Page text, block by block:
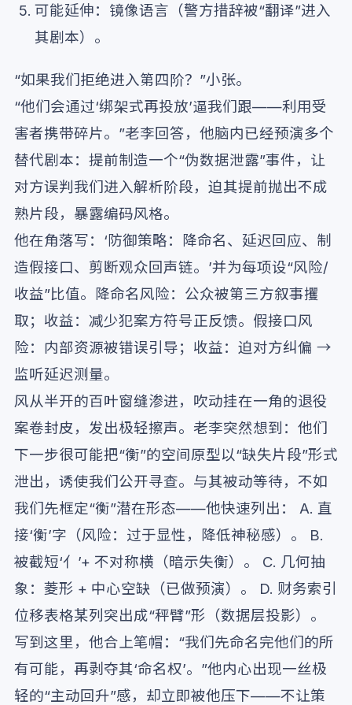
可能延伸：镜像语言（警方措辞被“翻译”进入
其剧本）。
“如果我们拒绝进入第四阶？”小张。
“他们会通过‘绑架式再投放’逼我们跟——利用受
害者携带碎片。”老李回答，他脑内已经预演多个
替代剧本：提前制造一个“伪数据泄露”事件，让
对方误判我们进入解析阶段，迫其提前抛出不成
熟片段，暴露编码风格。
他在角落写：‘防御策略：降命名、延迟回应、制
造假接口、剪断观众回声链。’并为每项设“风险/
收益”比值。降命名风险：公众被第三方叙事攫
取；收益：减少犯案方符号正反馈。假接口风
险：内部资源被错误引导；收益：迫对方纠偏 →
监听延迟测量。
风从半开的百叶窗缝渗进，吹动挂在一角的退役
案卷封皮，发出极轻擦声。老李突然想到：他们
下一步很可能把“衡”的空间原型以“缺失片段”形式
泄出，诱使我们公开寻查。与其被动等待，不如
我们先框定“衡”潜在形态——他快速列出： A. 直
接‘衡’字（风险：过于显性，降低神秘感）。 B.
被截短‘亻’+ 不对称横（暗示失衡）。 C. 几何抽
象：菱形 + 中心空缺（已做预演）。 D. 财务索引
位移表格某列突出成“秤臂”形（数据层投影）。
写到这里，他合上笔帽：“我们先命名完他们的所
有可能，再剥夺其‘命名权’。”他内心出现一丝极
轻的“主动回升”感，却立即被他压下——不让策